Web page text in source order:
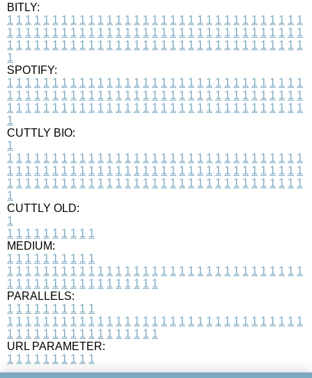
BITLY:
1 1 1 1 1 1 1 1 1 1 1 1 1 1 1 1 1 1 1 1 1 1 1 1 1 1 1 1 1 1 1 1 1
1 1 1 1 1 1 1 1 1 1 1 1 1 1 1 1 1 1 1 1 1 1 1 1 1 1 1 1 1 1 1 1 1
1 1 1 1 1 1 1 1 1 1 1 1 1 1 1 1 1 1 1 1 1 1 1 1 1 1 1 1 1 1 1 1 1
1
SPOTIFY:
1 1 1 1 1 1 1 1 1 1 1 1 1 1 1 1 1 1 1 1 1 1 1 1 1 1 1 1 1 1 1 1 1
1 1 1 1 1 1 1 1 1 1 1 1 1 1 1 1 1 1 1 1 1 1 1 1 1 1 1 1 1 1 1 1 1
1 1 1 1 1 1 1 1 1 1 1 1 1 1 1 1 1 1 1 1 1 1 1 1 1 1 1 1 1 1 1 1 1
1
CUTTLY BIO:
1
1 1 1 1 1 1 1 1 1 1 1 1 1 1 1 1 1 1 1 1 1 1 1 1 1 1 1 1 1 1 1 1 1
1 1 1 1 1 1 1 1 1 1 1 1 1 1 1 1 1 1 1 1 1 1 1 1 1 1 1 1 1 1 1 1 1
1 1 1 1 1 1 1 1 1 1 1 1 1 1 1 1 1 1 1 1 1 1 1 1 1 1 1 1 1 1 1 1 1
1
CUTTLY OLD:
1
1 1 1 1 1 1 1 1 1 1
MEDIUM:
1 1 1 1 1 1 1 1 1 1
1 1 1 1 1 1 1 1 1 1 1 1 1 1 1 1 1 1 1 1 1 1 1 1 1 1 1 1 1 1 1 1 1
1 1 1 1 1 1 1 1 1 1 1 1 1 1 1 1 1
PARALLELS:
1 1 1 1 1 1 1 1 1 1
1 1 1 1 1 1 1 1 1 1 1 1 1 1 1 1 1 1 1 1 1 1 1 1 1 1 1 1 1 1 1 1 1
1 1 1 1 1 1 1 1 1 1 1 1 1 1 1 1 1
URL PARAMETER:
1 1 1 1 1 1 1 1 1 1